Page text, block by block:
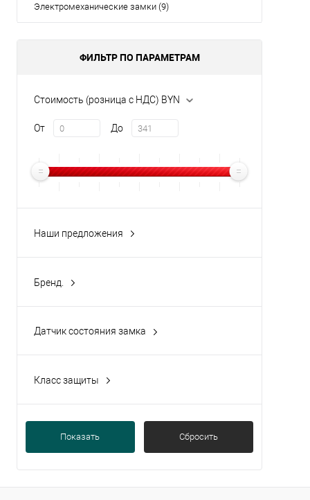
Электромеханические замки (9)
ФИЛЬТР ПО ПАРАМЕТРАМ
Стоимость (розница с НДС) BYN
От До
Наши предложения
Бренд.
Датчик состояния замка
Класс защиты
Показать Сбросить